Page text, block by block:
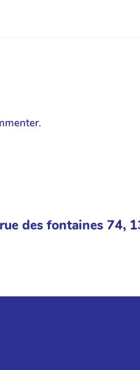
des fontaines 74,